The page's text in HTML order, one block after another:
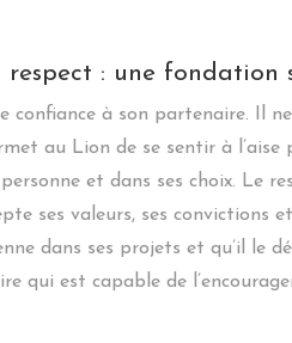
: une fondation
confiance à son partenaire. Il
au Lion de se sentir à
et dans ses choix.
ses valeurs, ses convictions
dans ses projets et qu’il
qui est capable de